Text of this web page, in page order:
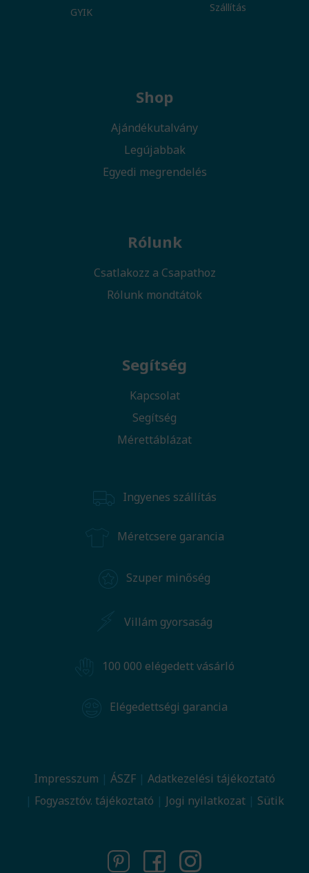
GYIK Szállítás
Shop
Ajándékutalvány
Legújabbak
Egyedi megrendelés
Rólunk
Csatlakozz a Csapathoz
Rólunk mondtátok
Segítség
Kapcsolat
Segítség
Mérettáblázat
Ingyenes szállítás
Méretcsere garancia
Szuper minőség
Villám gyorsaság
100 000 elégedett vásárló
Elégedettségi garancia
Impresszum ÁSZF
Adatkezelési tájékoztató
Fogyasztóv. tájékoztató
Jogi nyilatkozat Sütik